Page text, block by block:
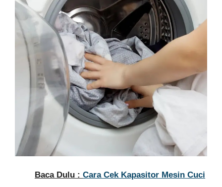
Baca Dulu : Cara Cek Kapasitor Mesin Cuci